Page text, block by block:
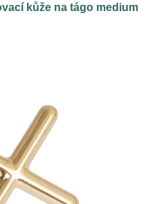
kůže na tágo medium